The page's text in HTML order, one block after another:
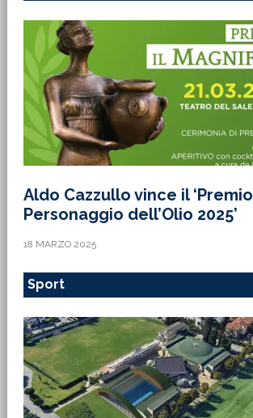
Aldo Cazzullo vince il ‘Premio
Personaggio dell’Olio 2025’
18 MARZO 2025
Sport